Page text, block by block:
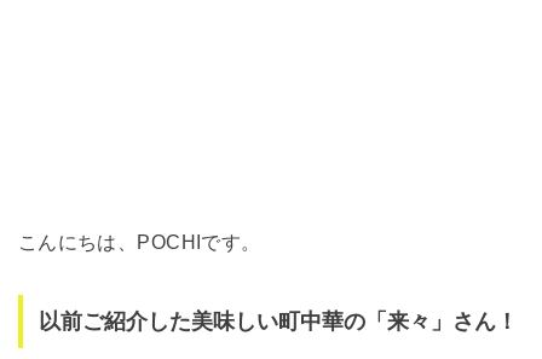
こんにちは、POCHIです。
以前ご紹介した美味しい町中華の「来々」さん！